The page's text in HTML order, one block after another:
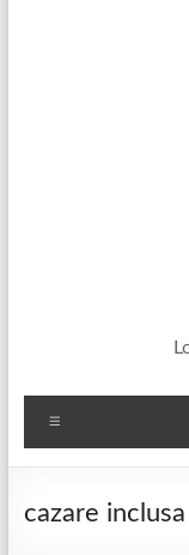
cazare inclusa